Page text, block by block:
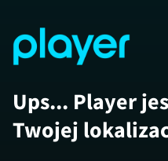
Ups... Player
Twojej